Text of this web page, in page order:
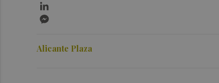
Alicante Plaza